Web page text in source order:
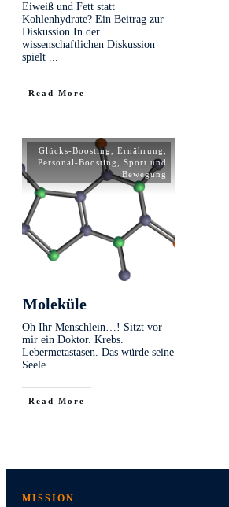
Eiweiß und Fett statt
Kohlenhydrate? Ein Beitrag zur
Diskussion In der
wissenschaftlichen Diskussion
spielt ...
Read More
Glücks-Boosting Ernährung
Personal-Boosting
Sport und
Bewegung
Moleküle
Oh Ihr Menschlein…! Sitzt vor
mir ein Doktor. Krebs.
Lebermetastasen. Das würde seine
Seele ...
Read More
MISSION